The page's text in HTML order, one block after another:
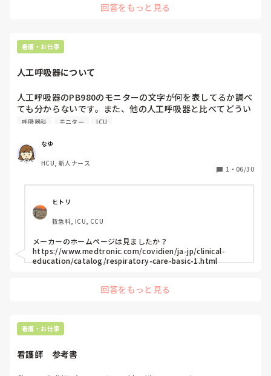
私は呼吸器病棟にいたとき吊り上げしたことないんですけどす
回答をもっと見る
看護・お仕事
人工呼吸器について
人工呼吸器のPB980のモニターの文字が何を表してるか調べ
ても分からないです。また、他の人工呼吸器と比べてどうい
う特徴があるのか教えて頂きたいです。
呼吸器科 モニター ICU
なゆ
HCU, 新人ナース
1 ・ 06/30
ヒトリ
救急科, ICU, CCU
メーカーのホームページは見ましたか？
https://www.medtronic.com/covidien/ja-jp/clinical-
education/catalog/respiratory-care-basic-1.html
回答をもっと見る
看護・お仕事
看護師　参考書